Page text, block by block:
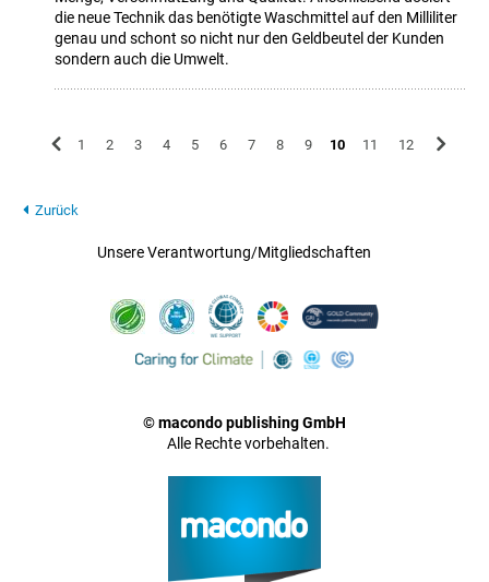
die neue Technik das benötigte Waschmittel auf den Milliliter
genau und schont so nicht nur den Geldbeutel der Kunden
sondern auch die Umwelt.
1 2 3 4 5 6 7 8 9 10 11 12
Zurück
Unsere Verantwortung/Mitgliedschaften
© macondo publishing GmbH
Alle Rechte vorbehalten.